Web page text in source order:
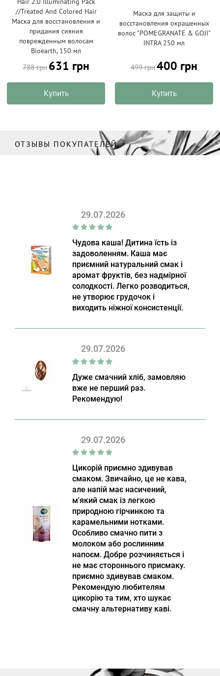
//Treated And Colored Hair
Маска для восстановления и
придания сияния
поврежденным волосам
Bioearth, 150 мл
788 грн 631 грн
Купить
Маска для защиты и
восстановления окрашенных
волос "POMEGRANATE & GOJI"
INTRA 250 мл
499 грн400 грн
Купить
ОТЗЫВЫ ПОКУПАТЕЛЕЙ
29.07.2026
Чудова каша! Дитина їсть із
задоволенням. Каша має
приємний натуральний смак і
аромат фруктів, без надмірної
солодкості. Легко розводиться,
не утворює грудочок і
виходить ніжної консистенції.
29.07.2026
Дуже смачний хліб, замовляю
вже не перший раз.
Рекомендую!
29.07.2026
Цикорій приємно здивував
смаком. Звичайно, це не кава,
але напій має насичений,
м'який смак із легкою
природною гірчинкою та
карамельними нотками.
Особливо смачно пити з
молоком або рослинним
напоєм. Добре розчиняється і
не має стороннього присмаку.
приємно здивував смаком.
Рекомендую любителям
цикорію та тим, хто шукає
смачну альтернативу каві.